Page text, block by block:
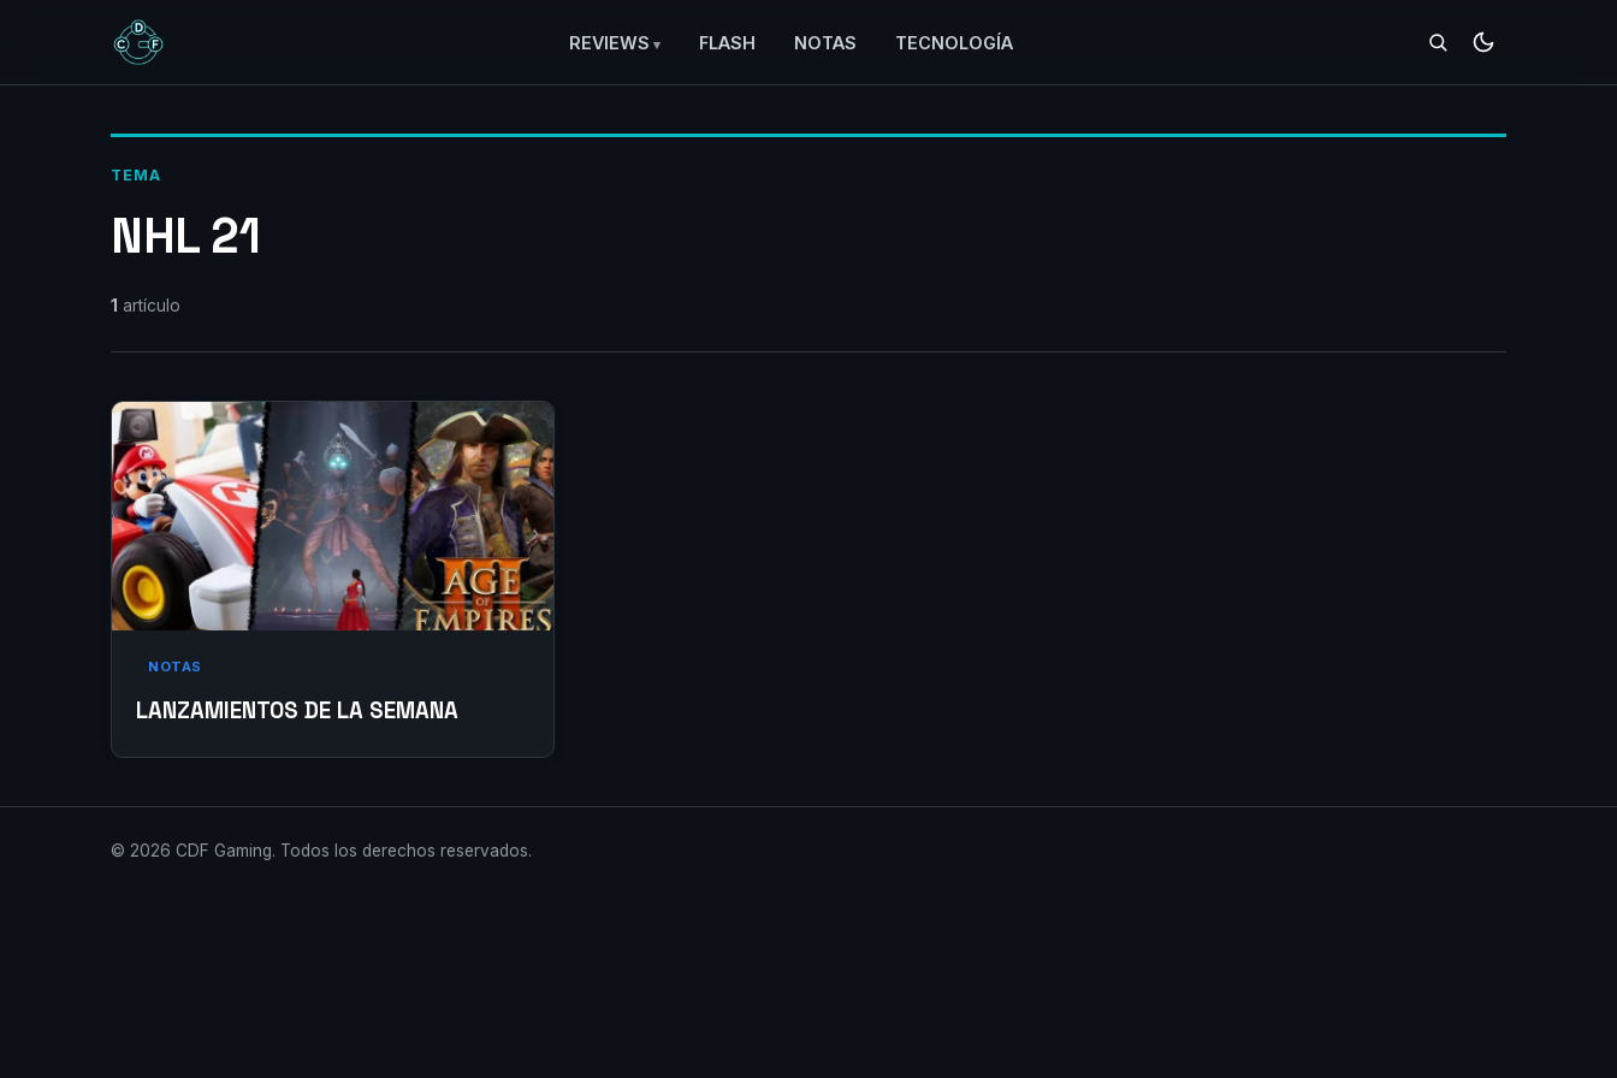
REVIEWS FLASH NOTAS TECNOLOGÍA
TEMA
NHL 21
1 artículo
NOTAS
LANZAMIENTOS DE LA SEMANA
© 2026 CDF Gaming. Todos los derechos reservados.